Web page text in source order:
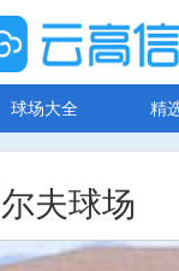
球场大全 精
夫球场